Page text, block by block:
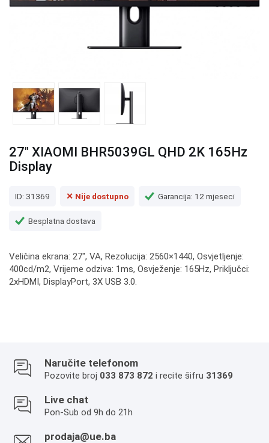
27" XIAOMI BHR5039GL QHD 2K 165Hz
Display
ID: 31369 ✕ Nije dostupno Garancija: 12 mjeseci
Besplatna dostava
Veličina ekrana: 27", VA, Rezolucija: 2560×1440, Osvjetljenje:
400cd/m2, Vrijeme odziva: 1ms, Osvježenje: 165Hz, Priključci:
2xHDMI, DisplayPort, 3X USB 3.0.
Naručite telefonom
Pozovite broj 033 873 872 i recite šifru 31369
Live chat
Pon-Sub od 9h do 21h
prodaja@ue.ba